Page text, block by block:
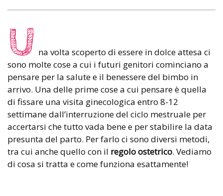
U na volta scoperto di essere in dolce attesa ci
sono molte cose a cui i futuri genitori cominciano a
pensare per la salute e il benessere del bimbo in
arrivo. Una delle prime cose a cui pensare è quella
di fissare una visita ginecologica entro 8-12
settimane dall’interruzione del ciclo mestruale per
accertarsi che tutto vada bene e per stabilire la data
presunta del parto. Per farlo ci sono diversi metodi,
tra cui anche quello con il regolo ostetrico. Vediamo
di cosa si tratta e come funziona esattamente!